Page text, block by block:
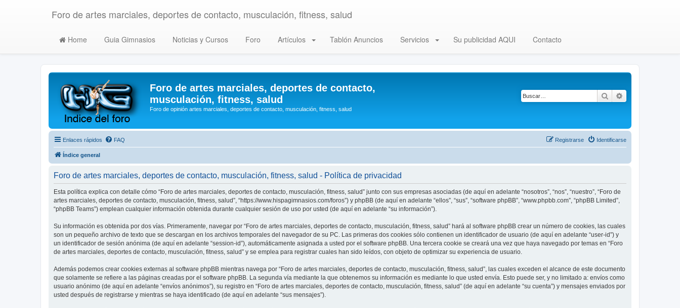
Foro de artes marciales, deportes de contacto, musculación, fitness, salud
Home Guia Gimnasios Noticias y Cursos Foro Artículos Tablón Anuncios Servicios Su publicidad AQUI Contacto
Foro de artes marciales, deportes de contacto,
musculación, fitness, salud
Foro de opinión artes marciales, deportes de contacto, musculación, fitness, salud
Buscar
Enlaces rápidos FAQ Identificarse
Registrarse
Índice general
Foro de artes marciales, deportes de contacto, musculación, fitness, salud - Política de privacidad
Esta política explica con detalle cómo “Foro de artes marciales, deportes de contacto, musculación, fitness, salud” junto con sus empresas asociadas (de aquí en adelante “nosotros”, “nos”, “nuestro”, “Foro de
artes marciales, deportes de contacto, musculación, fitness, salud”, “https://www.hispagimnasios.com/foros”) y phpBB (de aquí en adelante “ellos”, “sus”, “software phpBB”, “www.phpbb.com”, “phpBB Limited”,
“phpBB Teams”) emplean cualquier información obtenida durante cualquier sesión de uso por usted (de aquí en adelante “su información”).
Su información es obtenida por dos vías. Primeramente, navegar por “Foro de artes marciales, deportes de contacto, musculación, fitness, salud” hará al software phpBB crear un número de cookies, las cuales
son un pequeño archivo de texto que se descargan en los archivos temporales del navegador de su PC. Las primeras dos cookies sólo contienen un identificador de usuario (de aquí en adelante “user-id”) y
un identificador de sesión anónima (de aquí en adelante “session-id”), automáticamente asignada a usted por el software phpBB. Una tercera cookie se creará una vez que haya navegado por temas en “Foro
de artes marciales, deportes de contacto, musculación, fitness, salud” y se emplea para registrar cuales han sido leídos, con objeto de optimizar su experiencia de usuario.
Además podemos crear cookies externas al software phpBB mientras navega por “Foro de artes marciales, deportes de contacto, musculación, fitness, salud”, las cuales exceden el alcance de este documento
que solamente se refiere a las páginas creadas por el software phpBB. La segunda vía mediante la que obtenemos su información es mediante lo que usted envía. Esto puede ser, y no limitado a: envíos como
usuario anónimo (de aquí en adelante “envíos anónimos”), su registro en “Foro de artes marciales, deportes de contacto, musculación, fitness, salud” (de aquí en adelante “su cuenta”) y mensajes enviados por
usted después de registrarse y mientras se haya identificado (de aquí en adelante “sus mensajes”).